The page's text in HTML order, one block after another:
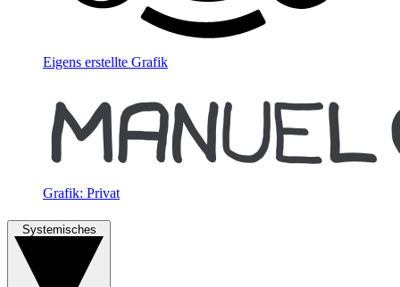
Eigens erstellte Grafik
Grafik: Privat
Systemisches